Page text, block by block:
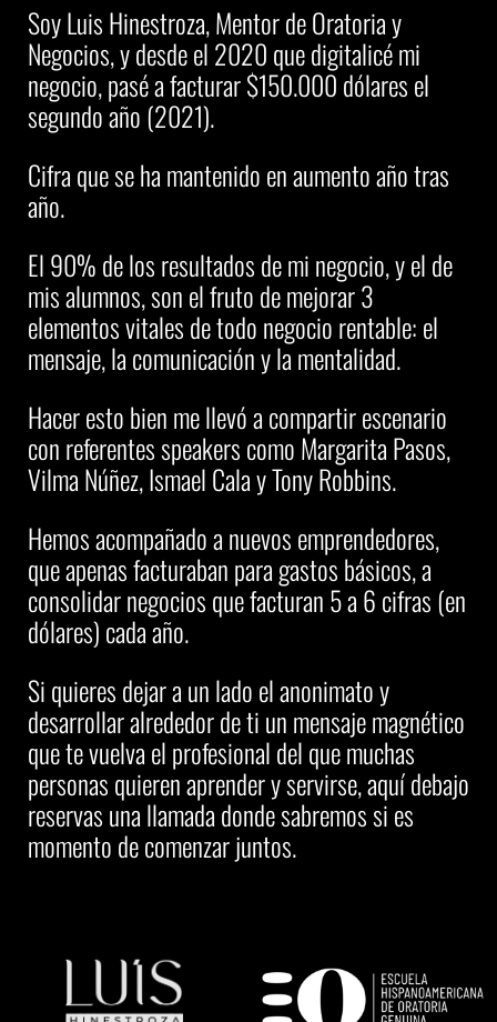
Soy Luis Hinestroza, Mentor de Oratoria y
Negocios, y desde el 2020 que digitalicé mi
negocio, pasé a facturar $150.000 dólares el
segundo año (2021).
Cifra que se ha mantenido en aumento año tras
año.
El 90% de los resultados de mi negocio, y el de
mis alumnos, son el fruto de mejorar 3
elementos vitales de todo negocio rentable: el
mensaje, la comunicación y la mentalidad.
Hacer esto bien me llevó a compartir escenario
con referentes speakers como Margarita Pasos,
Vilma Núñez, Ismael Cala y Tony Robbins.
Hemos acompañado a nuevos emprendedores,
que apenas facturaban para gastos básicos, a
consolidar negocios que facturan 5 a 6 cifras (en
dólares) cada año.
Si quieres dejar a un lado el anonimato y
desarrollar alrededor de ti un mensaje magnético
que te vuelva el profesional del que muchas
personas quieren aprender y servirse, aquí debajo
reservas una llamada donde sabremos si es
momento de comenzar juntos.